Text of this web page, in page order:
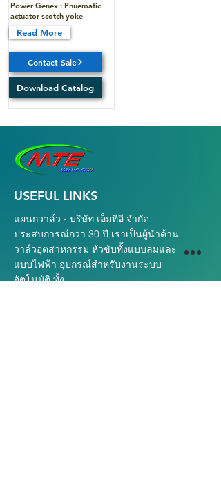
Power Genex : Pnuematic
actuator scotch yoke
Read More
Contact Sale
Download Catalog
USEFUL LINKS
แผนกวาล์ว - บริษัท เอ็มทีอี จำกัด
ประสบการณ์กว่า 30 ปี เราเป็นผู้นำด้าน
วาล์วอุตสาหกรรม หัวขับทั้งแบบลมและ
แบบไฟฟ้า อุปกรณ์สำหรับงานระบบ
อัตโนมัติ ทั้ง